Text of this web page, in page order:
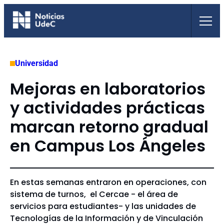
Saltar
Universidad
Mejoras en laboratorios
y actividades prácticas
marcan retorno gradual
en Campus Los Ángeles
En estas semanas entraron en operaciones, con
sistema de turnos, el Cercae - el área de
servicios para estudiantes- y las unidades de
Tecnologías de la Información y de Vinculación